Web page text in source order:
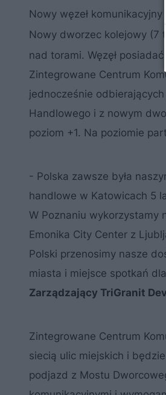
Nowy węzeł
Nowy dworzec kolejowy (7
nad torami. Węzęł
Zintegrowane Centrum
jednocześnie
Handlowego i z nowym
poziom +1. Na poziomie
- Polska zawsze była
handlowe w Katowicach 5
W Poznaniu wykorzystamy
Emonika City Center z
Polski przenosimy nasze
miasta i miejsce spotkań
Zarządzający TriGranit
Zintegrowane Centrum
siecią ulic miejskich i
podjazd z Mostu